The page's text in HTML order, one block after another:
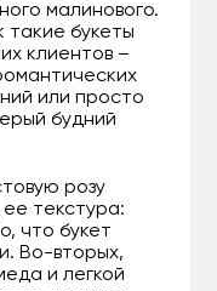
малинового.
такие букеты
клиентов –
или просто
будний
розу
текстура:
что букет
Во-вторых,
и легкой